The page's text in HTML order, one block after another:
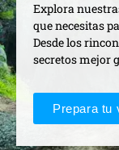
Explora
que necesitas
Desde los
secretos mejor
Prepara tu